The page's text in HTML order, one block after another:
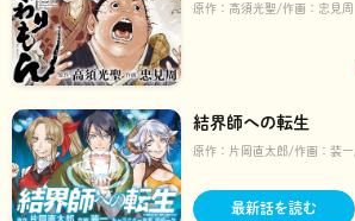
原作： 高須光聖 作画： 忠見周
結界師への転生
原作： 片岡直太郎 作画： 装一
最新話を読む